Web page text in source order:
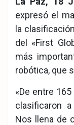
ook
pp
expresó el
la
del «First
más
robótica, que
«De entre
clasificaron
Nos llena de